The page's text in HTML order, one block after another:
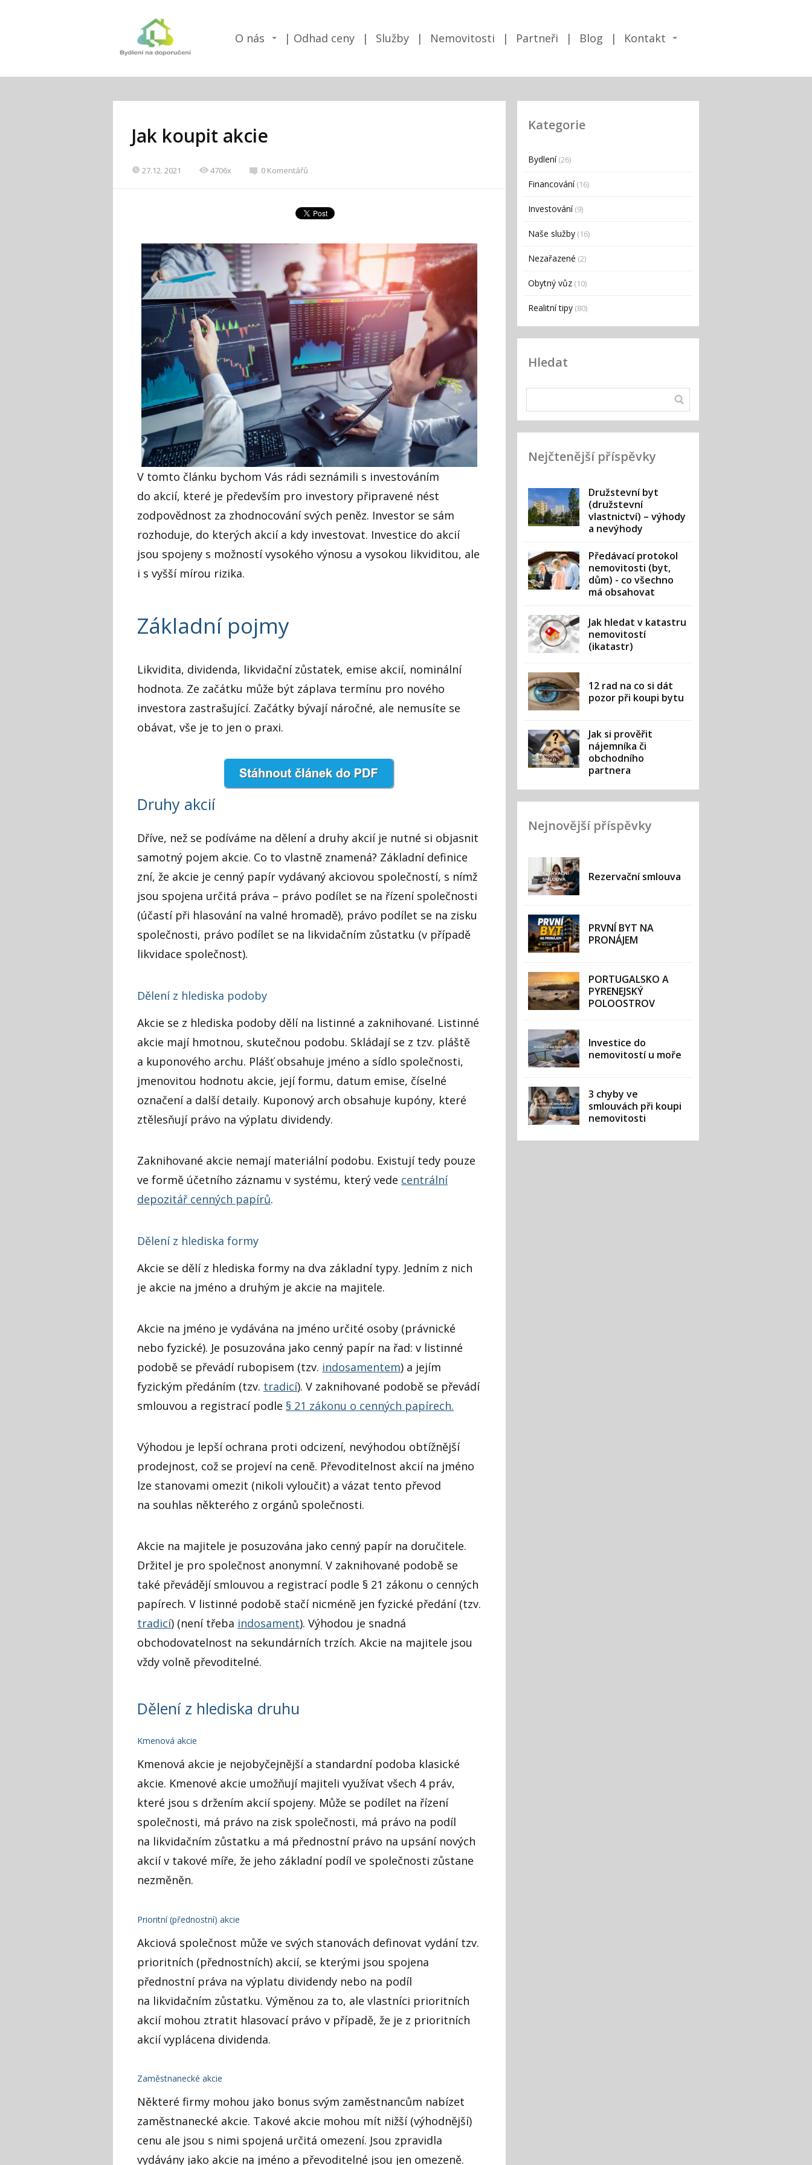
O nás Odhad ceny Služby Nemovitosti Partneři Blog Kontakt
Jak koupit akcie
27.12. 2021 4706x 0 Komentářů
V tomto článku bychom Vás rádi seznámili s investováním
do akcií, které je především pro investory připravené nést
zodpovědnost za zhodnocování svých peněz. Investor se sám
rozhoduje, do kterých akcií a kdy investovat. Investice do akcií
jsou spojeny s možností vysokého výnosu a vysokou likviditou, ale
i s vyšší mírou rizika.
Základní pojmy
Likvidita, dividenda, likvidační zůstatek, emise akcií, nominální
hodnota. Ze začátku může být záplava termínu pro nového
investora zastrašující. Začátky bývají náročné, ale nemusíte se
obávat, vše je to jen o praxi.
Druhy akcií
Dříve, než se podíváme na dělení a druhy akcií je nutné si objasnit
samotný pojem akcie. Co to vlastně znamená? Základní definice
zní, že akcie je cenný papír vydávaný akciovou společností, s nímž
jsou spojena určitá práva – právo podílet se na řízení společnosti
(účastí při hlasování na valné hromadě), právo podílet se na zisku
společnosti, právo podílet se na likvidačním zůstatku (v případě
likvidace společnost).
Dělení z hlediska podoby
Akcie se z hlediska podoby dělí na listinné a zaknihované. Listinné
akcie mají hmotnou, skutečnou podobu. Skládají se z tzv. pláště
a kuponového archu. Plášť obsahuje jméno a sídlo společnosti,
jmenovitou hodnotu akcie, její formu, datum emise, číselné
označení a další detaily. Kuponový arch obsahuje kupóny, které
ztělesňují právo na výplatu dividendy.
Zaknihované akcie nemají materiální podobu. Existují tedy pouze
ve formě účetního záznamu v systému, který vede centrální
depozitář cenných papírů.
Dělení z hlediska formy
Akcie se dělí z hlediska formy na dva základní typy. Jedním z nich
je akcie na jméno a druhým je akcie na majitele.
Akcie na jméno je vydávána na jméno určité osoby (právnické
nebo fyzické). Je posuzována jako cenný papír na řad: v listinné
podobě se převádí rubopisem (tzv. indosamentem) a jejím
fyzickým předáním (tzv. tradicí). V zaknihované podobě se převádí
smlouvou a registrací podle § 21 zákonu o cenných papírech.
Výhodou je lepší ochrana proti odcizení, nevýhodou obtížnější
prodejnost, což se projeví na ceně. Převoditelnost akcií na jméno
lze stanovami omezit (nikoli vyloučit) a vázat tento převod
na souhlas některého z orgánů společnosti.
Akcie na majitele je posuzována jako cenný papír na doručitele.
Držitel je pro společnost anonymní. V zaknihované podobě se
také převádějí smlouvou a registrací podle § 21 zákonu o cenných
papírech. V listinné podobě stačí nicméně jen fyzické předání (tzv.
tradicí) (není třeba indosament). Výhodou je snadná
obchodovatelnost na sekundárních trzích. Akcie na majitele jsou
vždy volně převoditelné.
Dělení z hlediska druhu
Kmenová akcie
Kmenová akcie je nejobyčejnější a standardní podoba klasické
akcie. Kmenové akcie umožňují majiteli využívat všech 4 práv,
které jsou s držením akcií spojeny. Může se podílet na řízení
společnosti, má právo na zisk společnosti, má právo na podíl
na likvidačním zůstatku a má přednostní právo na upsání nových
akcií v takové míře, že jeho základní podíl ve společnosti zůstane
nezměněn.
Prioritní (přednostní) akcie
Akciová společnost může ve svých stanovách definovat vydání tzv.
prioritních (přednostních) akcií, se kterými jsou spojena
přednostní práva na výplatu dividendy nebo na podíl
na likvidačním zůstatku. Výměnou za to, ale vlastníci prioritních
akcií mohou ztratit hlasovací právo v případě, že je z prioritních
akcií vyplácena dividenda.
Zaměstnanecké akcie
Některé firmy mohou jako bonus svým zaměstnancům nabízet
zaměstnanecké akcie. Takové akcie mohou mít nižší (výhodnější)
cenu ale jsou s nimi spojená určitá omezení. Jsou zpravidla
vydávány jako akcie na jméno a převoditelné jsou jen omezeně.
Kategorie
Bydlení(26)
Financování(16)
Investování(9)
Naše služby (16)
Nezařazené (2)
Obytný vůz (10)
Realitní tipy (80)
Hledat
Nejčtenější příspěvky
Družstevní byt
(družstevní
vlastnictví) – výhody
a nevýhody
Předávací protokol
nemovitosti (byt,
dům) - co všechno
má obsahovat
Jak hledat v katastru
nemovitostí
(ikatastr)
12 rad na co si dát
pozor při koupi bytu
Jak si prověřit
nájemníka či
obchodního
partnera
Nejnovější příspěvky
Rezervační smlouva
PRVNÍ BYT NA
PRONÁJEM
PORTUGALSKO A
PYRENEJSKÝ
POLOOSTROV
Investice do
nemovitostí u moře
3 chyby ve
smlouvách při koupi
nemovitosti